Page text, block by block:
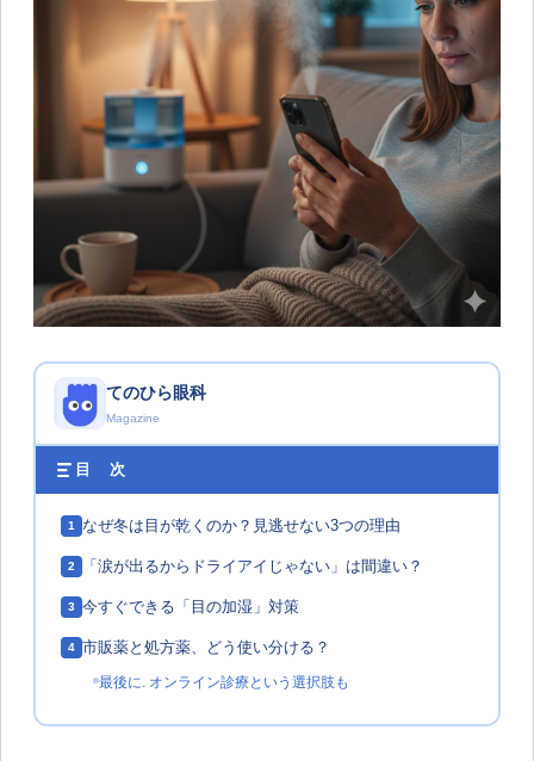
てのひら眼科
Magazine
目 次
1 なぜ冬は目が乾くのか？見逃せない3つの理由
2 「涙が出るからドライアイじゃない」は間違い？
3 今すぐできる「目の加湿」対策
4 市販薬と処方薬、どう使い分ける？
最後に. オンライン診療という選択肢も